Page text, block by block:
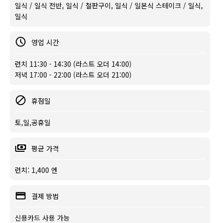
일식 / 일식 전반, 일식 / 철판구이, 일식 / 일본식 스테이크 / 일식,
일식
영업 시간
런치 11:30 - 14:30 (라스트 오더 14:00)
저녁 17:00 - 22:00 (라스트 오더 21:00)
휴점일
토,일,공휴일
평균 가격
런치: 1,400 엔
결제 방법
신용카드 사용 가능